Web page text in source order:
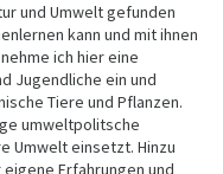
und Umwelt gefunden
kann und mit ihnen
ich hier eine
Jugendliche ein und
Tiere und Pflanzen.
umweltpolitsche
Umwelt einsetzt. Hinzu
Erfahrungen und